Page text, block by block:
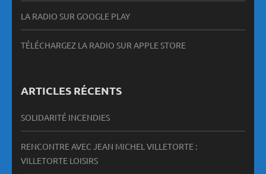
LA RADIO SUR GOOGLE PLAY
TÉLÉCHARGEZ LA RADIO SUR APPLE STORE
ARTICLES RÉCENTS
SOLIDARITÉ INCENDIES
RENCONTRE AVEC JEAN MICHEL VILLETORTE :
VILLETORTE LOISIRS